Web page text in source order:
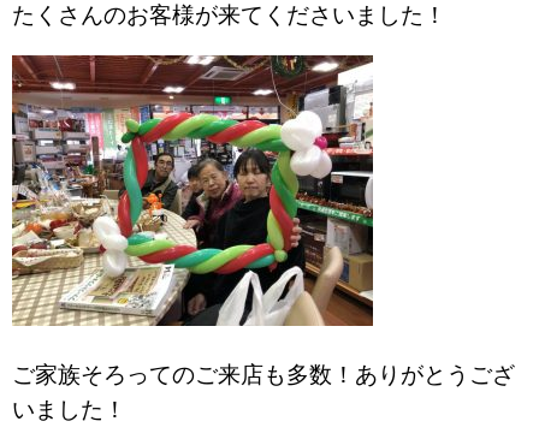
たくさんのお客様が来てくださいました！
ご家族そろってのご来店も多数！ありがとうござ
いました！